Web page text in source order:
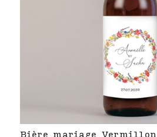
Bière mariage Vermillon